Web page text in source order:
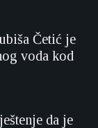
Četić je
voda kod
da je